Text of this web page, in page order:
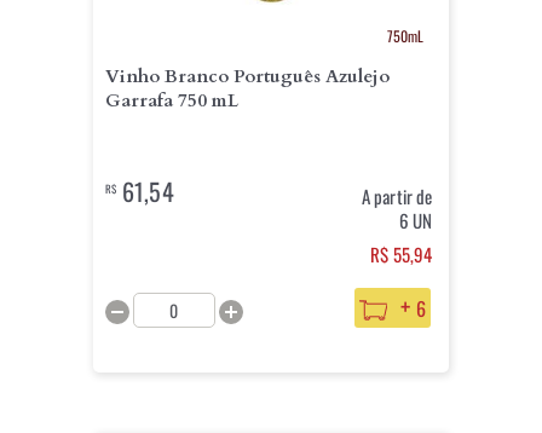
750mL
Vinho Branco Português Azulejo
Garrafa 750 mL
R$61,54
A partir de
6 UN
R$ 55,94
+ 6